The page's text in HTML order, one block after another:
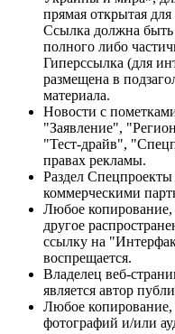
прямая открытая
Ссылка должна быть
полного либо
Гиперссылка (для
размещена в
материала.
Новости с
"Заявление",
"Тест-драйв",
правах рекламы.
Раздел Спецпроекты
коммерческими
Любое копирование,
другое
ссылку на
воспрещается.
Владелец веб-
является автор
Любое копирование,
фотографий и/или